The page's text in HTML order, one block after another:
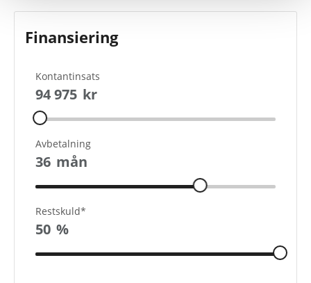
Finansiering
Kontantinsats
94 975 kr
Avbetalning
36 mån
Restskuld*
50 %